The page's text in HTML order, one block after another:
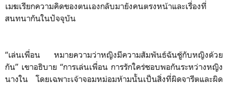
เมฆเรียกความคิดของตนเองกลับมายังคนตรงหน้าและเรื่องที่
สนทนากันในปัจจุบัน
“เล่นเพื่อน หมายความว่าหญิงมีความสัมพันธ์ฉันชู้กับหญิงด้วย
กัน” เขาอธิบาย “การเล่นเพื่อน การรักใคร่ชอบพอกันระหว่างหญิง
นางใน โดยเฉพาะเจ้าจอมหม่อมห้ามนั้นเป็นสิ่งที่ผิดจารีตและผิด